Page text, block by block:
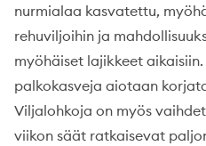
nurmialaa kasvatettu,
rehuviljoihin ja
myöhäiset lajikkeet
palkokasveja aiotaan
Viljalohkoja on myös
viikon säät ratkaisevat